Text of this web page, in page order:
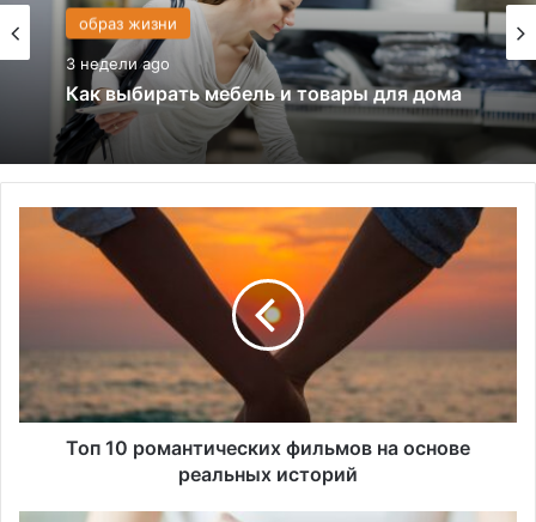
образ жизни
3 недели ago
Как выбирать мебель и товары для дома
образ жизни
3 недели ago
Дизайн интерьера: 8 самых важных
принципов
романтических
фильмов
реальных
историй
Топ 10 романтических фильмов на основе
реальных историй